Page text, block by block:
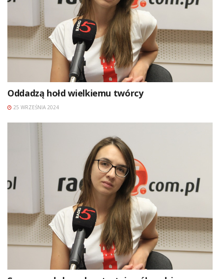
Oddadzą hołd wielkiemu twórcy
25 WRZEŚNIA 2024